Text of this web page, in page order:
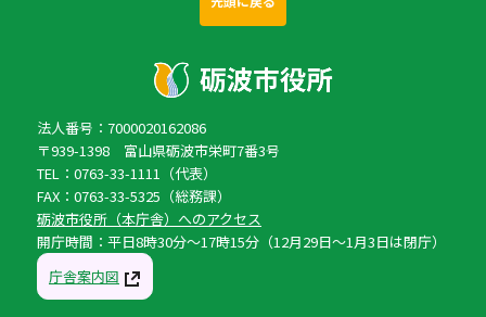
法人番号：7000020162086
〒939-1398 富山県砺波市栄町7番3号
TEL：0763-33-1111（代表）
FAX：0763-33-5325（総務課）
砺波市役所（本庁舎）へのアクセス
開庁時間：平日8時30分〜17時15分（12月29日〜1月3日は閉庁）
庁舎案内図